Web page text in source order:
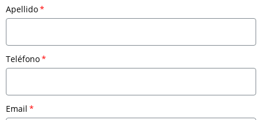
Apellido
Teléfono
Email